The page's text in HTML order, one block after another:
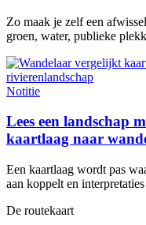
Zo maak je zelf een
groen, water, publieke
Notitie
Lees een landschap
kaartlaag naar
Een kaartlaag wordt pas
aan koppelt en
De routekaart